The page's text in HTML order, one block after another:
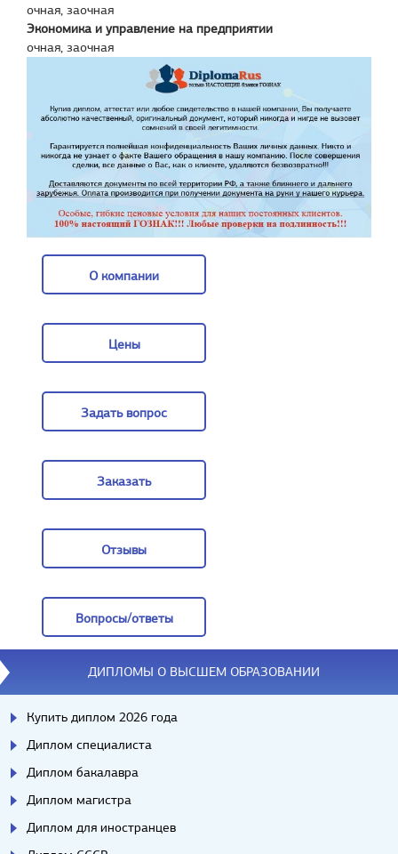
очная, заочная
Экономика и управление на предприятии
очная, заочная
О компании
Цены
Задать вопрос
Заказать
Отзывы
Вопросы/ответы
Вопросы/ответы
ДИПЛОМЫ О ВЫСШЕМ ОБРАЗОВАНИИ
Купить диплом 2026 года
Диплом специалиста
Диплом бакалавра
Диплом магистра
Диплом для иностранцев